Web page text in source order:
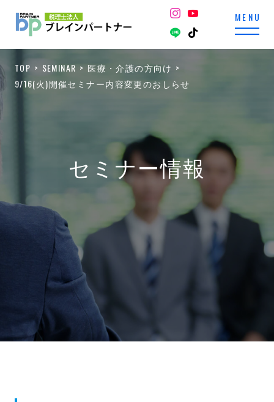
TOP SEMINAR
医療・介護の方向け
9/16(火)開催セミナー内容変更のおしらせ
セミナー情報